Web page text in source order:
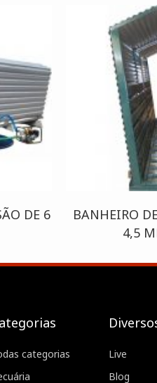
DE 6
BANHEIRO
4,5
categorias
Live
Blog